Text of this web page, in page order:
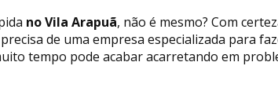
no Vila Arapuã, não é mesmo? Com
de uma empresa especializada para
tempo pode acabar acarretando em